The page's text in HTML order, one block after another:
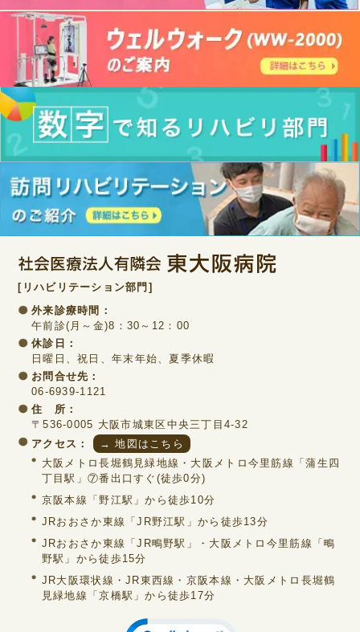
[リハビリテーション部門]
外来診療時間：
午前診(月～金)8：30～12：00
休診日：
日曜日、祝日、年末年始、夏季休暇
お問合せ先：
06-6939-1121
住 所：
〒536-0005 大阪市城東区中央三丁目4-32
アクセス：
→ 地図はこちら
大阪メトロ長堀鶴見緑地線・大阪メトロ今里筋線「蒲生四
丁目駅」⑦番出口すぐ(徒歩0分)
京阪本線「野江駅」から徒歩10分
JRおおさか東線「JR野江駅」から徒歩13分
JRおおさか東線「JR鴫野駅」・大阪メトロ今里筋線「鴫
野駅」から徒歩15分
JR大阪環状線・JR東西線・京阪本線・大阪メトロ長堀鶴
見緑地線「京橋駅」から徒歩17分